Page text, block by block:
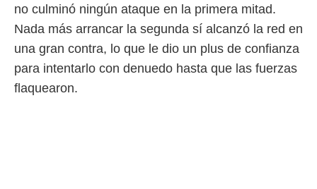
no culminó ningún ataque en la primera mitad.
Nada más arrancar la segunda sí alcanzó la red en
una gran contra, lo que le dio un plus de confianza
para intentarlo con denuedo hasta que las fuerzas
flaquearon.